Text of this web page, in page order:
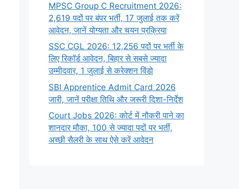
MPSC Group C Recruitment 2026:
2,619 पदों पर बंपर भर्ती, 17 जुलाई तक करें
आवेदन, जानें योग्यता और चयन प्रक्रिया
SSC CGL 2026: 12,256 पदों पर भर्ती के
लिए रिकॉर्ड आवेदन, बिहार से सबसे ज्यादा
उम्मीदवार, 1 जुलाई से करेक्शन विंडो
SBI Apprentice Admit Card 2026
जारी, जानें परीक्षा तिथि और जरूरी दिशा-निर्देश
Court Jobs 2026: कोर्ट में नौकरी पाने का
शानदार मौका, 100 से ज्यादा पदों पर भर्ती,
अच्छी सैलरी के साथ ऐसे करें आवेदन